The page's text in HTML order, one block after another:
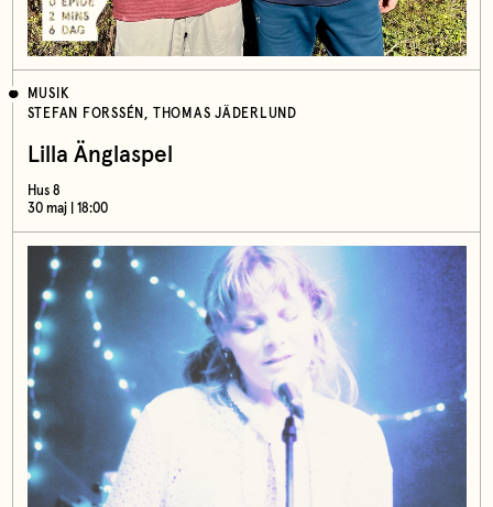
MUSIK
STEFAN FORSSÉN, THOMAS JÄDERLUND
Lilla Änglaspel
Hus 8
30 maj | 18:00